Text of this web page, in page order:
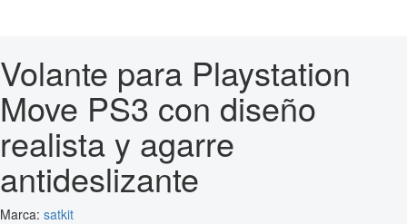
Volante para Playstation
Move PS3 con diseño
realista y agarre
antideslizante
Marca: satkit